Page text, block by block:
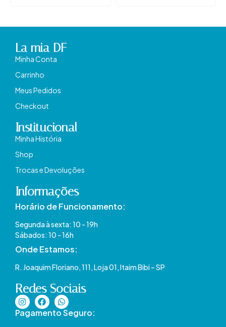
La mia DF
Minha Conta
Carrinho
Meus Pedidos
Checkout
Institucional
Minha História
Shop
Trocas e Devoluções
Informações
Horário de Funcionamento:
Segunda à sexta: 10 - 19h
Sábados: 10 - 16h
Onde Estamos​:
R. Joaquim Floriano, 111, Loja 01, Itaim Bibi – SP​
Redes Sociais
Pagamento Seguro: